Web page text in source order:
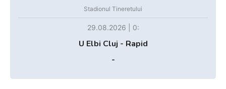
Stadionul Tineretului
29.08.2026 | 0:
U Elbi Cluj - Rapid
-